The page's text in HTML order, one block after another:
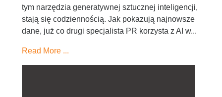
tym narzędzia generatywnej sztucznej inteligencji,
stają się codziennością. Jak pokazują najnowsze
dane, już co drugi specjalista PR korzysta z AI w...
Read More ...